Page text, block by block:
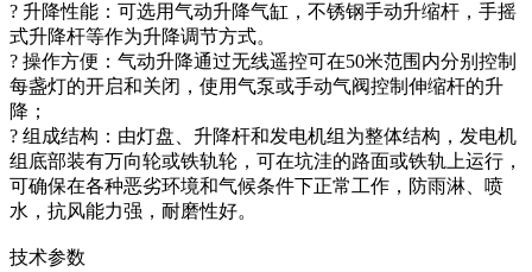
? 升降性能：可选用气动升降气缸，不锈钢手动升缩杆，手摇
式升降杆等作为升降调节方式。
? 操作方便：气动升降通过无线遥控可在50米范围内分别控制
每盏灯的开启和关闭，使用气泵或手动气阀控制伸缩杆的升
降；
? 组成结构：由灯盘、升降杆和发电机组为整体结构，发电机
组底部装有万向轮或铁轨轮，可在坑洼的路面或铁轨上运行，
可确保在各种恶劣环境和气候条件下正常工作，防雨淋、喷
水，抗风能力强，耐磨性好。
技术参数